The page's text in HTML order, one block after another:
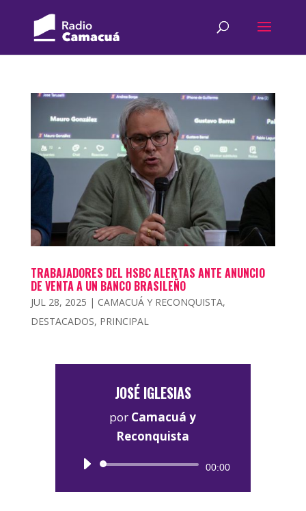
TRABAJADORES DEL HSBC ALERTAS ANTE ANUNCIO
DE VENTA A UN BANCO BRASILEÑO
JUL 28, 2025 | CAMACUÁ Y RECONQUISTA,
DESTACADOS, PRINCIPAL
JOSÉ IGLESIAS
por Camacuá y
Reconquista
Reproductor
00:00